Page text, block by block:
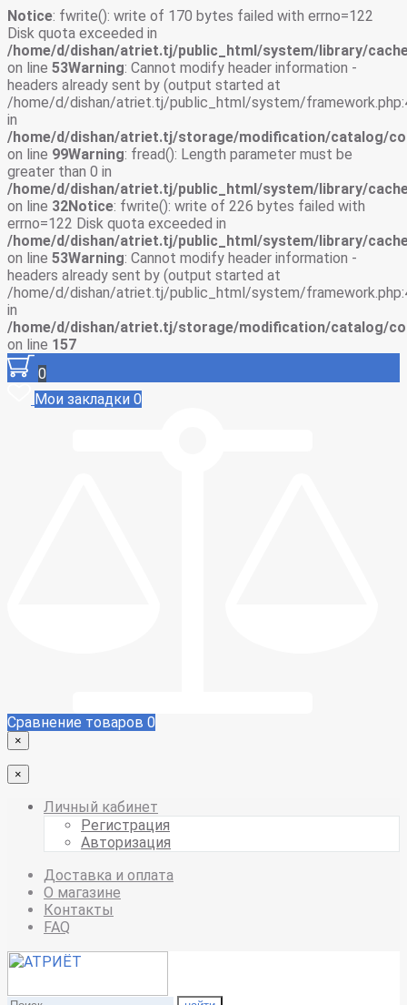
Notice: fwrite(): write of 170 bytes failed with errno=122
Disk quota exceeded in
/home/d/dishan/atriet.tj/public_html/system/library/
on line 53Warning: Cannot modify header information -
headers already sent by (output started at
/home/d/dishan/atriet.tj/public_html/system/
in
/home/d/dishan/atriet.tj/storage/modification/catalog/
on line 99Warning: fread(): Length parameter must be
greater than 0 in
/home/d/dishan/atriet.tj/public_html/system/library/
on line 32Notice: fwrite(): write of 226 bytes failed with
errno=122 Disk quota exceeded in
/home/d/dishan/atriet.tj/public_html/system/library/
on line 53Warning: Cannot modify header information -
headers already sent by (output started at
/home/d/dishan/atriet.tj/public_html/system/
in
/home/d/dishan/atriet.tj/storage/modification/catalog/
on line 157
0
Мои закладки 0
Сравнение товаров 0
×
×
Личный кабинет
Регистрация
Авторизация
Доставка и оплата
О магазине
Контакты
FAQ